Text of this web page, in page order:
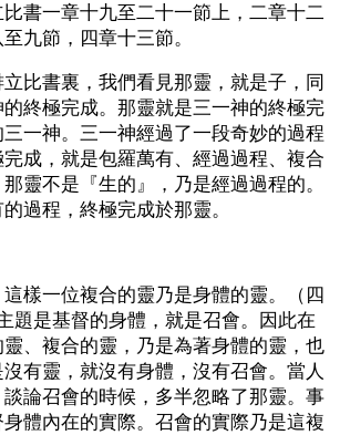
書一章十九至二十一節上，二章十二
九節，四章十三節。
比書裏，我們看見那靈，就是子，同
終極完成。那靈就是三一神的終極完
一神。三一神經過了一段奇妙的過程
成，就是包羅萬有、經過過程、複合
靈不是『生的』，乃是經過過程的。
過程，終極完成於那靈。
樣一位複合的靈乃是身體的靈。（四
題是基督的身體，就是召會。因此在
、複合的靈，乃是為著身體的靈，也
有靈，就沒有身體，沒有召會。當人
論召會的時候，多半忽略了那靈。事
體內在的實際。召會的實際乃是這複